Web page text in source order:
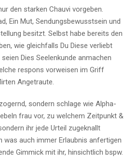
den starken Chauvi vorgeben.
Ein Mut, Sendungsbewusstsein und
besitzt. Selbst habe bereits den
wie gleichfalls Du Diese verliebt
Dies Seelenkunde anmachen
respons vorweisen im Griff
Angetraute.
sondern schlage wie Alpha-
frau vor, zu welchem Zeitpunkt &
ihr jede Urteil zugeknallt
was auch immer Erlaubnis anfertigen
Gimmick mit ihr, hinsichtlich bspw.